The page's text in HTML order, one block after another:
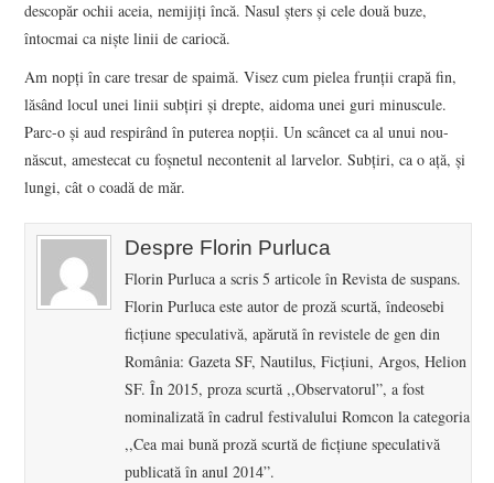
descopăr ochii aceia, nemijiți încă. Nasul șters și cele două buze,
întocmai ca niște linii de cariocă.
Am nopți în care tresar de spaimă. Visez cum pielea frunții crapă fin,
lăsând locul unei linii subțiri și drepte, aidoma unei guri minuscule.
Parc-o și aud respirând în puterea nopții. Un scâncet ca al unui nou-
născut, amestecat cu foșnetul necontenit al larvelor. Subțiri, ca o ață, și
lungi, cât o coadă de măr.
Despre Florin Purluca
Florin Purluca a scris 5 articole în Revista de suspans.
Florin Purluca este autor de proză scurtă, îndeosebi
ficțiune speculativă, apărută în revistele de gen din
România: Gazeta SF, Nautilus, Ficțiuni, Argos, Helion
SF. În 2015, proza scurtă ,,Observatorul”, a fost
nominalizată în cadrul festivalului Romcon la categoria
,,Cea mai bună proză scurtă de ficțiune speculativă
publicată în anul 2014”.